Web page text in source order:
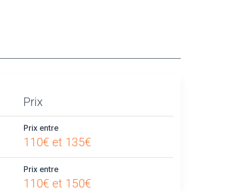
Prix
Prix entre
110€ et 135€
Prix entre
110€ et 150€